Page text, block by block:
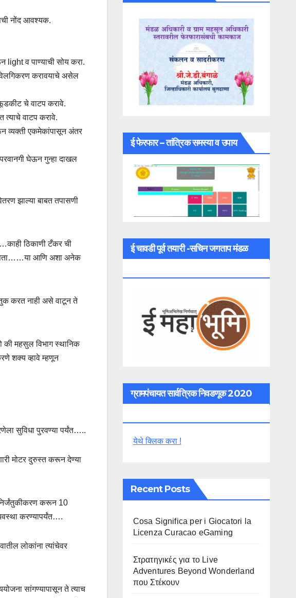
नोंद आवश्यक.
light व पाण्याची सोय करा.
विलगिकरण करावयाचे असेल
चे वाटप करावे.
वाटप करावे.
व्यक्ती एकमेकांपासून अंतर
घेऊन गुन्हा दाखल
झाल्या बाबत तपासणी
ठिकाणी टँकर ची
होता……या आणि अशा अनेक
करत नाही असे वाटून ते
महसुल विभाग स्थानिक
शक्य व्हावे म्हणून
सुविधा पुरवण्या पर्यंत…..
मोटर दुरुस्त करून देण्या
निर्जंतुकीकरण करून 10
करण्यापर्यंत….
लोकांना त्यांचेवर
सांगण्यापासून ते त्याच
ई फेरफार – तांत्रिक समस्या व उपाय
ई चावडी पूर्व तयारी -सचिन जगताप मंडळ
ग्रामपंचायत सार्वत्रिक निवडणूक 2020
येथे क्लिक करा !
Recent Posts
Cosa Significa per i Giocatori la
Licenza Curacao eGaming
Στρατηγικές για το Live
Adventures Beyond Wonderland
που Στέκουν